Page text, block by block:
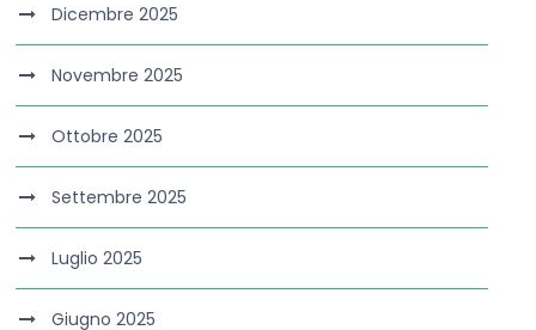
Dicembre 2025
Novembre 2025
Ottobre 2025
Settembre 2025
Luglio 2025
Giugno 2025